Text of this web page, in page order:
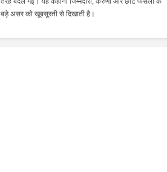
बड़े असर को खूबसूरती से दिखाती है।